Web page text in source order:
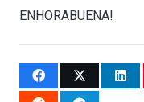
ENHORABUENA!